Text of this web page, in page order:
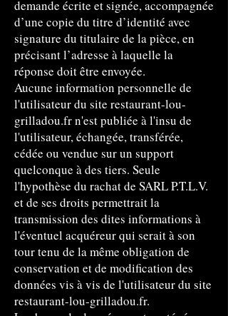
demande écrite et signée, accompagnée
d’une copie du titre d’identité avec
signature du titulaire de la pièce, en
précisant l’adresse à laquelle la
réponse doit être envoyée.
Aucune information personnelle de
l'utilisateur du site restaurant-lou-
grilladou.fr n'est publiée à l'insu de
l'utilisateur, échangée, transférée,
cédée ou vendue sur un support
quelconque à des tiers. Seule
l'hypothèse du rachat de SARL P.T.L.V.
et de ses droits permettrait la
transmission des dites informations à
l'éventuel acquéreur qui serait à son
tour tenu de la même obligation de
conservation et de modification des
données vis à vis de l'utilisateur du site
restaurant-lou-grilladou.fr.